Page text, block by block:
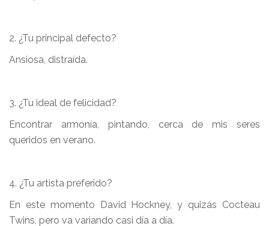
2. ¿Tu principal defecto?
Ansiosa, distraída.
3. ¿Tu ideal de felicidad?
Encontrar armonía, pintando, cerca de mis seres
queridos en verano.
4. ¿Tu artista preferido?
En este momento David Hockney, y quizás Cocteau
Twins, pero va variando casi día a día.